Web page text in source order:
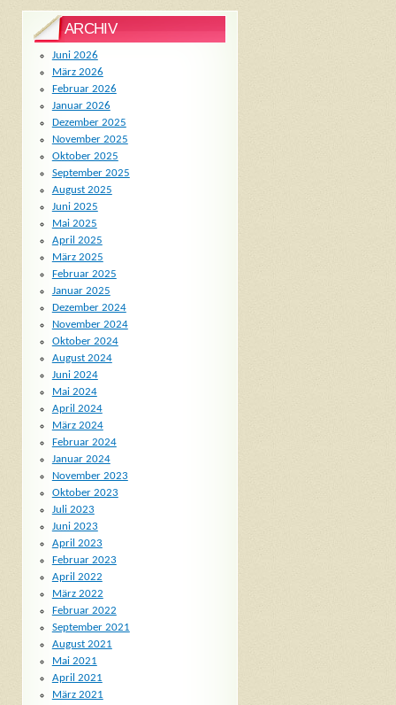
ARCHIV
Juni 2026
März 2026
Februar 2026
Januar 2026
Dezember 2025
November 2025
Oktober 2025
September 2025
August 2025
Juni 2025
Mai 2025
April 2025
März 2025
Februar 2025
Januar 2025
Dezember 2024
November 2024
Oktober 2024
August 2024
Juni 2024
Mai 2024
April 2024
März 2024
Februar 2024
Januar 2024
November 2023
Oktober 2023
Juli 2023
Juni 2023
April 2023
Februar 2023
April 2022
März 2022
Februar 2022
September 2021
August 2021
Mai 2021
April 2021
März 2021